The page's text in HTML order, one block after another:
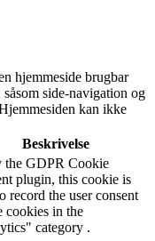
hjemmeside brugbar
side-navigation og
kan ikke
Beskrivelse
the GDPR Cookie
plugin, this cookie is
record the user consent
cookies in the
category .